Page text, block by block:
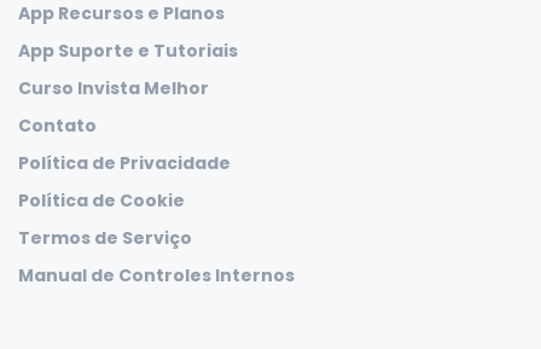
App Recursos e Planos
App Suporte e Tutoriais
Curso Invista Melhor
Contato
Política de Privacidade
Política de Cookie
Termos de Serviço
Manual de Controles Internos